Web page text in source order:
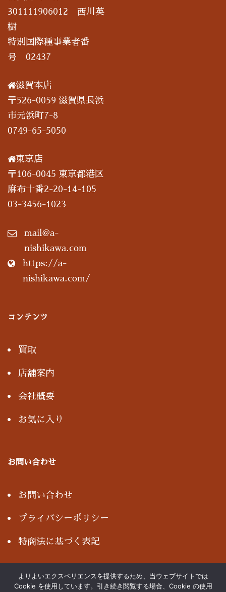
301111906012 西川英
樹
特別国際種事業者番
号 02437
滋賀本店
〒526-0059 滋賀県長浜
市元浜町7-8
0749-65-5050
東京店
〒106-0045 東京都港区
麻布十番2-20-14-105
03-3456-1023
mail@a-
nishikawa.com
https://a-
nishikawa.com/
コンテンツ
買取
店舗案内
会社概要
お気に入り
お問い合わせ
お問い合わせ
プライバシーポリシー
特商法に基づく表記
よりよいエクスペリエンスを提供するため、当ウェブサイトでは
Cookie を使用しています。引き続き閲覧する場合、Cookie の使用